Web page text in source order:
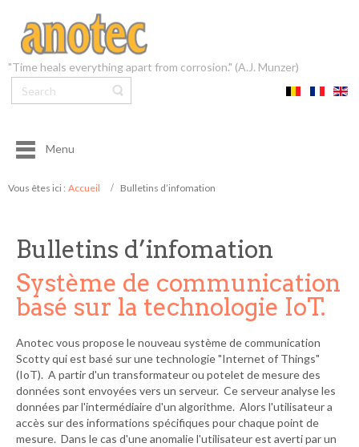
"Time heals everything apart from corrosion." (A.J. Munzer)
Menu
Vous êtes ici : Accueil Bulletins d’infomation
Bulletins d’infomation
Système de communication
basé sur la technologie IoT.
Anotec vous propose le nouveau système de communication
Scotty qui est basé sur une technologie "Internet of Things"
(IoT). A partir d'un transformateur ou potelet de mesure des
données sont envoyées vers un serveur. Ce serveur analyse les
données par l'intermédiaire d'un algorithme. Alors l'utilisateur a
accès sur des informations spécifiques pour chaque point de
mesure. Dans le cas d'une anomalie l'utilisateur est averti par un